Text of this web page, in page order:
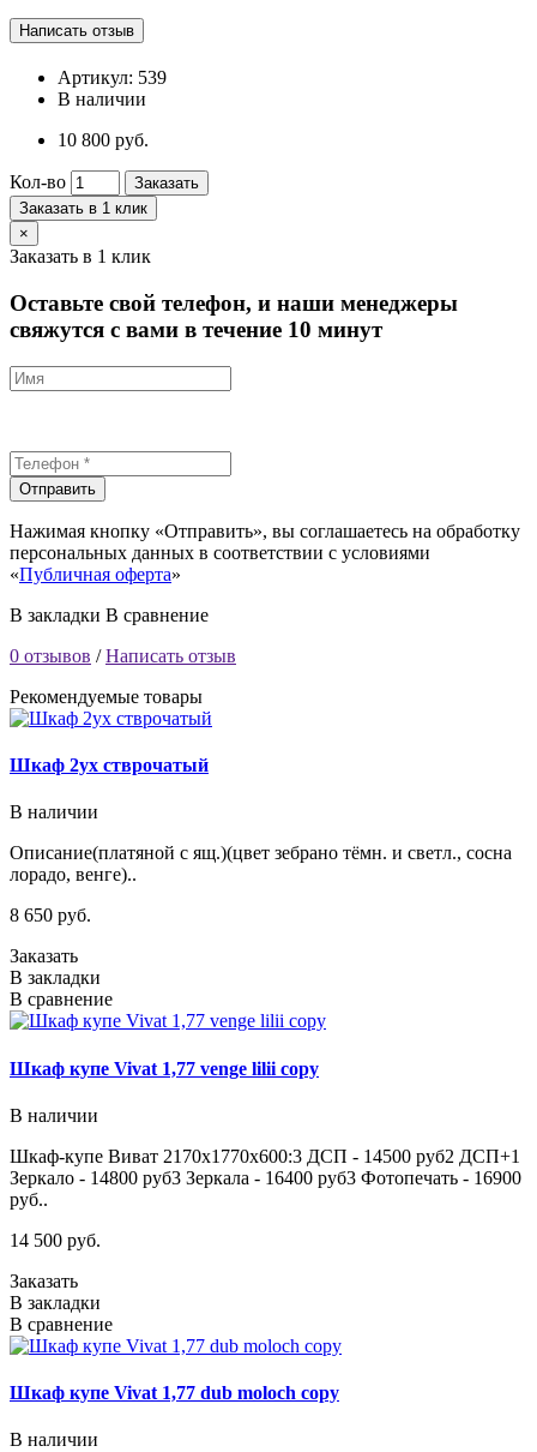
Артикул: 539
В наличии
10 800 руб.
Кол-во
Заказать
Заказать в 1 клик
×
Заказать в 1 клик
Оставьте свой телефон, и наши менеджеры
свяжутся с вами в течение 10 минут
Отправить
Нажимая кнопку «Отправить», вы соглашаетесь на обработку
персональных данных в соответствии с условиями
«Публичная оферта»
В закладки В сравнение
0 отзывов /Написать отзыв
Рекомендуемые товары
Шкаф 2ух стврочатый
В наличии
Описание(платяной с ящ.)(цвет зебрано тёмн. и светл., сосна
лорадо, венге)..
8 650 руб.
Заказать
В закладки
В сравнение
Шкаф купе Vivat 1,77 venge lilii copy
В наличии
Шкаф-купе Виват 2170х1770х600:3 ДСП - 14500 руб2 ДСП+1
Зеркало - 14800 руб3 Зеркала - 16400 руб3 Фотопечать - 16900
руб..
14 500 руб.
Заказать
В закладки
В сравнение
Шкаф купе Vivat 1,77 dub moloch copy
В наличии